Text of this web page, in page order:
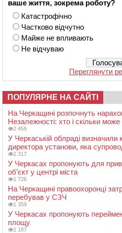
ваше життя, зокрема роботу?
Катастрофічно
Частково відчутно
Майже не впливають
Не відчуваю
Переглянути
ПОПУЛЯРНЕ НА САЙТІ
На Черкащині розпочнуть
Незалежності: хто і скільки
2 459
У Черкаській облраді визначили
директора установи, яка
2 317
У Черкасах пропонують для
об’єкт у центрі міста
1 726
На Черкащині правоохоронці
перебував у СЗЧ
1 359
У Черкасах пропонують
площу
1 187